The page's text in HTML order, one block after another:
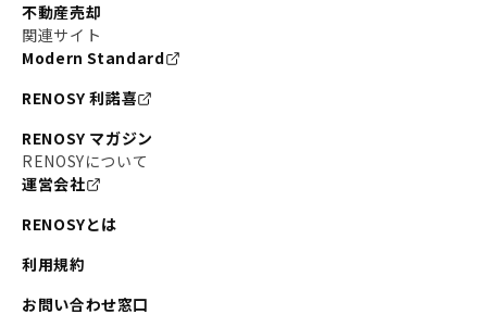
不動産売却
関連サイト
Modern Standard
RENOSY 利諾喜
RENOSY マガジン
RENOSYについて
運営会社
RENOSYとは
利用規約
お問い合わせ窓口